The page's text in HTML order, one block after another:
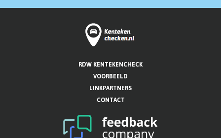
RDW KENTEKENCHECK
VOORBEELD
LINKPARTNERS
CONTACT